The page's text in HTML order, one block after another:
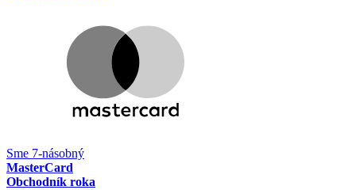
Sme 7-násobný
MasterCard
Obchodník roka